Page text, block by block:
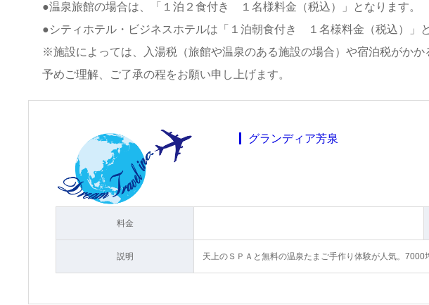
●温泉旅館の場合は、「１泊２食付き １名様料金（税込）」となります。
●シティホテル・ビジネスホテルは「１泊朝食付き １名様料金（税込）」と
※施設によっては、入湯税（旅館や温泉のある施設の場合）や宿泊税がかか
予めご理解、ご了承の程をお願い申し上げます。
グランディア芳泉
料金
説明 天上のＳＰＡと無料の温泉たまご手作り体験が人気。7000